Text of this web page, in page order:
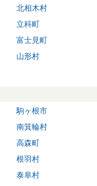
北相木村
立科町
富士見町
山形村
駒ヶ根市
南箕輪村
高森町
根羽村
泰阜村